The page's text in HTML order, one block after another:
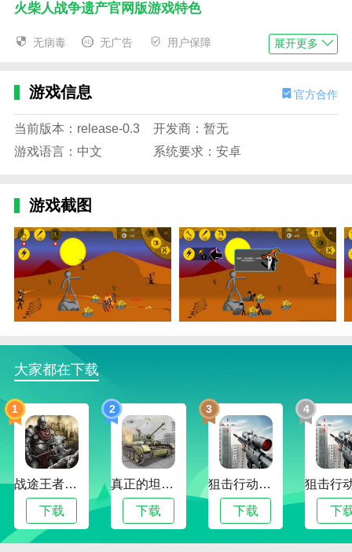
火柴人战争遗产官网版游戏特色
1、游戏有着简约的画风设计，将会给你呈现出更
加精彩趣味的内容。
2、玩法虽然简单，却非常的考验玩家对于角色的
操控和技巧的掌握。
3、策略的玩法元素，这是一场实力的比拼，还需
要你运用好计策了。
让你充分沉浸其中。
火柴人战争遗产官网版游戏亮点
1、操作你的火柴人进行更多的战斗竞技，要熟悉
自己的技能，才能更好的布局去攻击敌人。
2、不断占领许多领土，形成强大的棍图，并指挥
作战赢得许多胜利。
3、战略布局，强化自己的简笔画，创新挑战性的
玩法，拓展自己的领地。
4、画面场景采用2D卡通画风展示，给予玩家不一
样的视觉冲击感，激起你的战斗激情。
火柴人战争遗产官网版游戏玩法
1、巨人打法：
开局出矛兵，直接冲对面家，吸引巨人仇恨，反正
巨人伤害没多高，普通30多，盾格挡了也就8,9点血，
然后一直疯狂出兵出到上限，最后一起进攻?
无病毒 无广告 用户保障 展开更多
游戏信息 官方合作
当前版本：release-0.3
开发商：暂无
游戏语言：中文
系统要求：安卓
游戏截图
大家都在下载
1
战途王者最新版
下载
2
真正的坦克大战
下载
3
狙击行动代号猎鹰最新版
下载
4
下